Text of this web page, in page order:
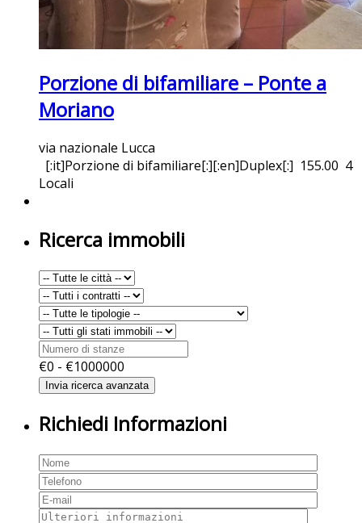
Porzione di bifamiliare – Ponte a
Moriano
via nazionale Lucca
[:it]Porzione di bifamiliare[:][:en]Duplex[:] 155.00 4
Locali
Ricerca immobili
€0 - €1000000
Richiedi Informazioni